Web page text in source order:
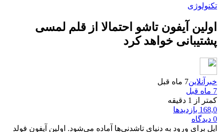
تکنولوژی
اولین آیفون تاشو احتمالا از قلم لمسی
پشتیبانی خواهد کرد
خبرآنلاین7 ماه قبل
7 ماه قبل
کمتر از 1 دقیقه
168,0 بازدیدها
0 دیدگاه
اپل برای ورود به دنیای تاشدنی‌ها آماده می‌شود. اولین آیفون فولد